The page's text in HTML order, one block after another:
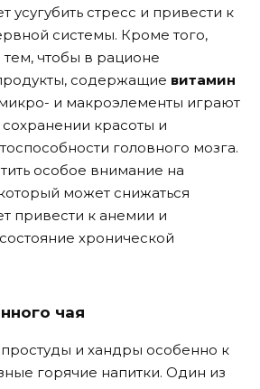
усугубить стресс и привести к
системы. Кроме того,
тем, чтобы в рационе
содержащие витамин
и макроэлементы играют
красоты и
головного мозга.
особое внимание на
может снижаться
привести к анемии и
хронической
чая
и хандры особенно к
горячие напитки. Один из